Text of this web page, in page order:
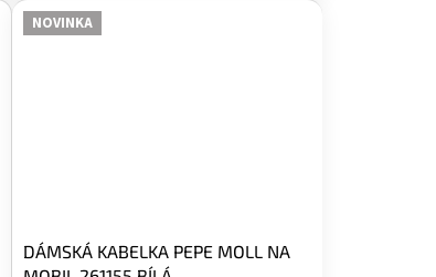
NOVINKA
DÁMSKÁ KABELKA PEPE MOLL NA